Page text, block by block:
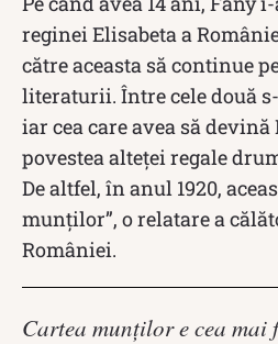
reginei Elisabeta a
către aceasta să continue
literaturii. Între cele două
iar cea care avea să
povestea alteței regale
De altfel, în anul 1920,
munţilor”, o relatare a
României.
Cartea munților e cea mai